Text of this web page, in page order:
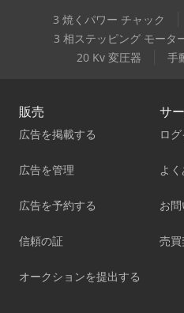
3 焼くパワー チャック
3 相ステッピング モータ
20 Kv 変圧器
手
販売
広告を掲載する
広告を管理
広告を予約する
信頼の証
オークションを提出する
サ
ロ
よ
お
売